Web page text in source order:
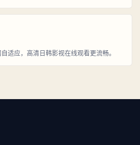
适应，高清日韩影视在线观看更流畅。